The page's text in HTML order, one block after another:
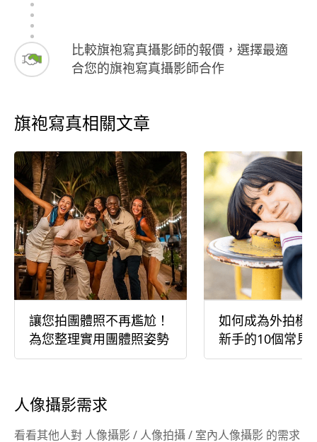
比較旗袍寫真攝影師的報價，選擇最適
合您的旗袍寫真攝影師合作
旗袍寫真相關文章
讓您拍團體照不再尷尬！
為您整理實用團體照姿勢
如何成為外拍模
新手的10個常見
人像攝影需求
看看其他人對 人像攝影 / 人像拍攝 / 室內人像攝影 的需求